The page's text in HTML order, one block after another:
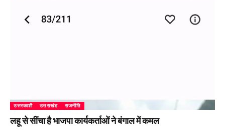
उत्तरकाशी उत्तराखंड राजनीति
लहू से सींचा है भाजपा कार्यकर्ताओं ने बंगाल में कमल